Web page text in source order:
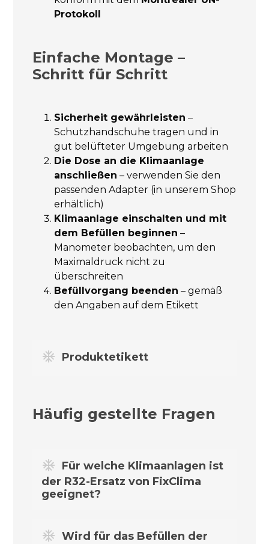
Protokoll
Einfache Montage –
Schritt für Schritt
Sicherheit gewährleisten –
Schutzhandschuhe tragen und in
gut belüfteter Umgebung arbeiten
Die Dose an die Klimaanlage
anschließen – verwenden Sie den
passenden Adapter (in unserem Shop
erhältlich)
Klimaanlage einschalten und mit
dem Befüllen beginnen –
Manometer beobachten, um den
Maximaldruck nicht zu
überschreiten
Befüllvorgang beenden – gemäß
den Angaben auf dem Etikett
Produktetikett
Häufig gestellte Fragen
Für welche Klimaanlagen ist
der R32-Ersatz von FixClima
geeignet?
Kältemittelersatz ist für eine breite
Wird für das Befüllen der